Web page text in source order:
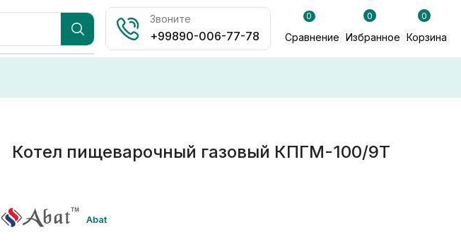
Звоните
+99890-006-77-78
0
Сравнение
0
Избранное
0
Корзина
Котел пищеварочный газовый КПГМ-100/9Т
Abat